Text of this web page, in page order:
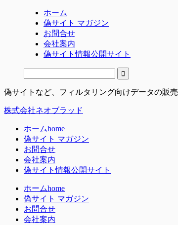
ホーム
偽サイト マガジン
お問合せ
会社案内
偽サイト情報公開サイト
偽サイトなど、フィルタリング向けデータの販売
株式会社ネオブラッド
ホームhome
偽サイト マガジン
お問合せ
会社案内
偽サイト情報公開サイト
ホームhome
偽サイト マガジン
お問合せ
会社案内